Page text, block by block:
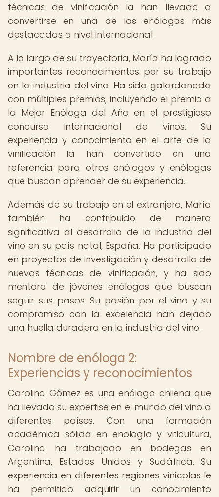
técnicas de vinificación la han llevado a
convertirse en una de las enólogas más
destacadas a nivel internacional.
A lo largo de su trayectoria, María ha logrado
importantes reconocimientos por su trabajo
en la industria del vino. Ha sido galardonada
con múltiples premios, incluyendo el premio a
la Mejor Enóloga del Año en el prestigioso
concurso internacional de vinos. Su
experiencia y conocimiento en el arte de la
vinificación la han convertido en una
referencia para otros enólogos y enólogas
que buscan aprender de su experiencia.
Además de su trabajo en el extranjero, María
también ha contribuido de manera
significativa al desarrollo de la industria del
vino en su país natal, España. Ha participado
en proyectos de investigación y desarrollo de
nuevas técnicas de vinificación, y ha sido
mentora de jóvenes enólogos que buscan
seguir sus pasos. Su pasión por el vino y su
compromiso con la excelencia han dejado
una huella duradera en la industria del vino.
Nombre de enóloga 2:
Experiencias y reconocimientos
Carolina Gómez es una enóloga chilena que
ha llevado su expertise en el mundo del vino a
diferentes países. Con una formación
académica sólida en enología y viticultura,
Carolina ha trabajado en bodegas en
Argentina, Estados Unidos y Sudáfrica. Su
experiencia en diferentes regiones vinícolas le
ha permitido adquirir un conocimiento